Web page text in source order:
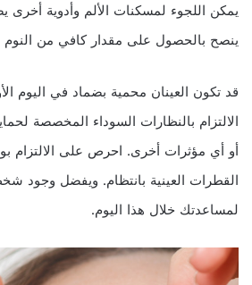
يمكن اللجوء لمسكنات الألم وأدوية أخرى
ينصح بالحصول على مقدار كافي من النوم
قد تكون العينان محمية بضماد في اليوم
الالتزام بالنظارات السوداء المخصصة
أو أي مؤثرات أخرى. احرص على الالتزام
القطرات العينية بانتظام. ويفضل وجود
لمساعدتك خلال هذا اليوم.